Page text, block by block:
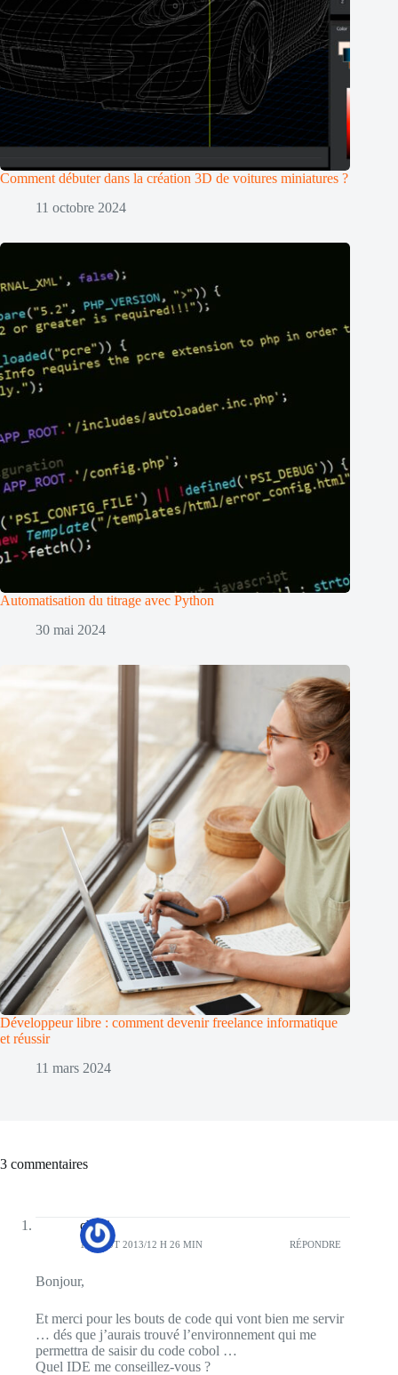
Comment débuter dans la création 3D de voitures miniatures ?
11 octobre 2024
Automatisation du titrage avec Python
30 mai 2024
Développeur libre : comment devenir freelance informatique
et réussir
11 mars 2024
3 commentaires
chani
18 AOÛT 2013/12 H 26 MIN RÉPONDRE
Bonjour,
Et merci pour les bouts de code qui vont bien me servir
… dés que j’aurais trouvé l’environnement qui me
permettra de saisir du code cobol …
Quel IDE me conseillez-vous ?